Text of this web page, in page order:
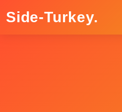
Side-Turkey.